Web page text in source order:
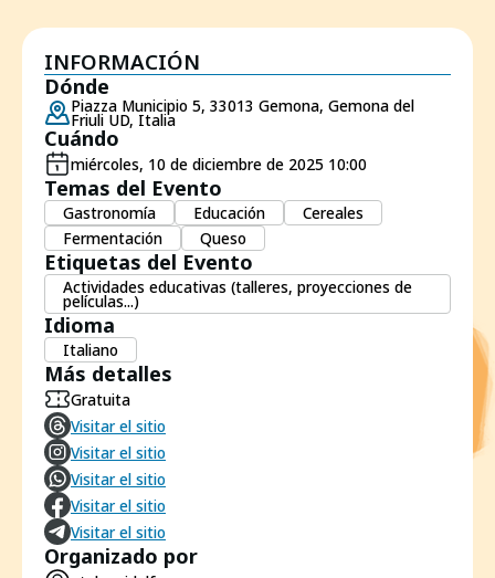
INFORMACIÓN
Dónde
Piazza Municipio 5, 33013 Gemona, Gemona del
Friuli UD, Italia
Cuándo
miércoles, 10 de diciembre de 2025 10:00
Temas del Evento
Gastronomía Educación
Cereales
Fermentación
Queso
Etiquetas del Evento
Actividades educativas (talleres, proyecciones de
películas...)
Idioma
Italiano
Más detalles
Gratuita
Visitar el sitio
Visitar el sitio
Visitar el sitio
Visitar el sitio
Visitar el sitio
Organizado por